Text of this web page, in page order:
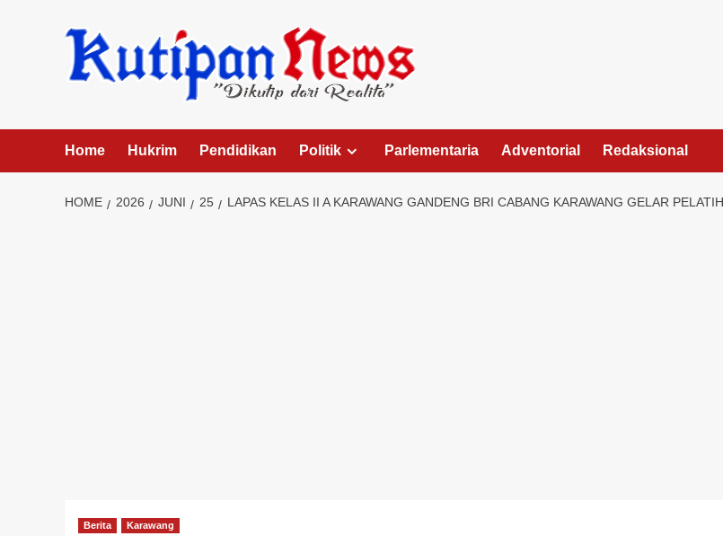
Home Hukrim Pendidikan Politik Parlementaria Adventorial Redaksional
HOME 2026 JUNI 25 LAPAS KELAS II A KARAWANG GANDENG BRI CABANG KARAWANG GELAR
Berita Karawang